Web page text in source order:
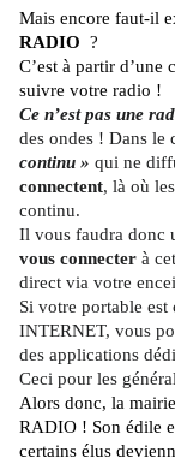
Mais encore faut-il
RADIO ?
C’est à partir d’une
suivre votre radio !
Ce n’est pas une
des ondes ! Dans le
continu » qui ne
connectent, là où
continu.
Il vous faudra donc
vous connecter à
direct via votre
Si votre portable est
INTERNET, vous
des applications
Ceci pour les
Alors donc, la mairie
RADIO ! Son édile
certains élus